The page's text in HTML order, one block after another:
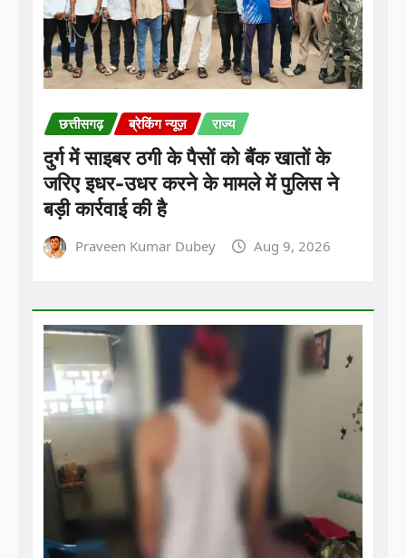
छत्तीसगढ़ ब्रेकिंग न्यूज़ राज्य
दुर्ग में साइबर ठगी के पैसों को बैंक खातों के
जरिए इधर-उधर करने के मामले में पुलिस ने
बड़ी कार्रवाई की है
Praveen Kumar Dubey Aug 9, 2026